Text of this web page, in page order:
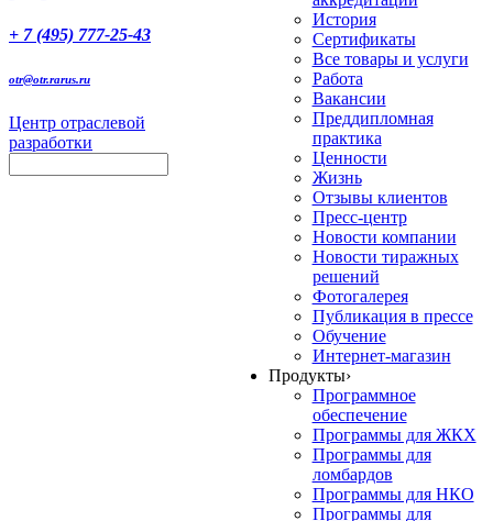
+ 7 (495) 777-25-43
otr@otr.rarus.ru
Центр отраслевой
разработки
История
Сертификаты
Все товары и услуги
Работа
Вакансии
Преддипломная
практика
Ценности
Жизнь
Отзывы клиентов
Пресс-центр
Новости компании
Новости тиражных
решений
Фотогалерея
Публикация в прессе
Обучение
Интернет-магазин
Продукты›
Программное
обеспечение
Программы для ЖКХ
Программы для
ломбардов
Программы для НКО
Программы для